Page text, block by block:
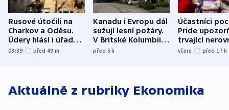
Rusové útočili na
Charkov a Oděsu.
Údery hlásí i úřady v
Bělgorodu
08:39 před 49 m
Kanadu i Evropu dál
sužují lesní požáry.
V Britské Kolumbii
evakuovali tisíce lidí
před 5h
Účastníci
Pride
trvající
včera před 17 h
Aktuálně z rubriky Ekonomika